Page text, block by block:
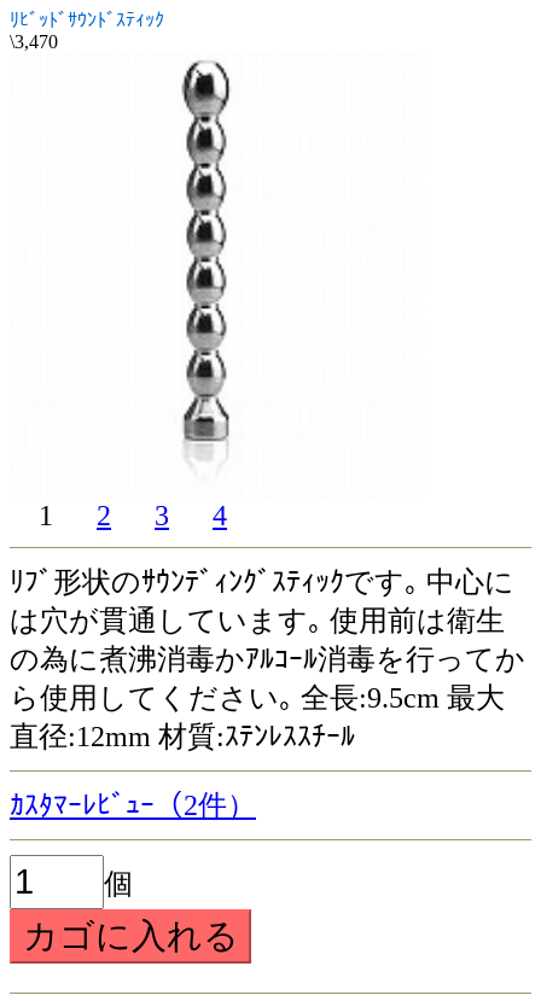
ﾘﾋﾞｯﾄﾞｻｳﾝﾄﾞｽﾃｨｯｸ
\3,470
1 2 3 4
ﾘﾌﾞ形状のｻｳﾝﾃﾞｨﾝｸﾞｽﾃｨｯｸです｡ 中心に
は穴が貫通しています｡ 使用前は衛生
の為に煮沸消毒かｱﾙｺｰﾙ消毒を行ってか
ら使用してください｡ 全長:9.5cm 最大
直径:12mm 材質:ｽﾃﾝﾚｽｽﾁｰﾙ
ｶｽﾀﾏｰﾚﾋﾞｭｰ（2件）
個